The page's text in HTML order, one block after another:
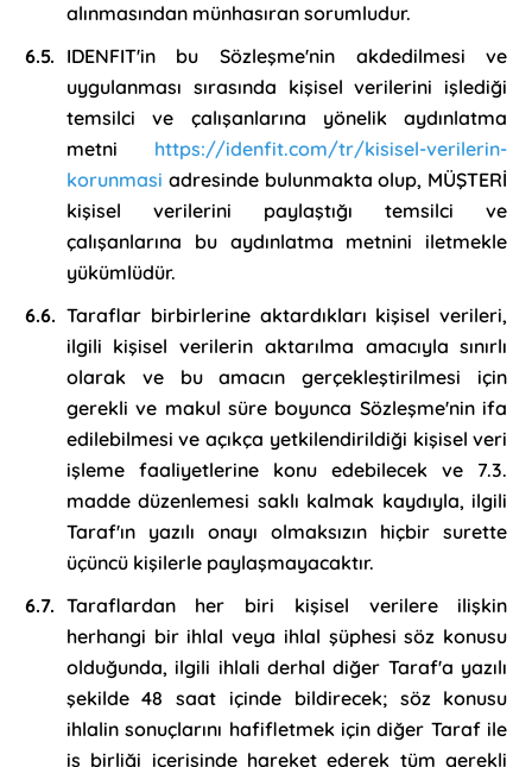
alınmasından münhasıran sorumludur.
IDENFIT'in bu Sözleşme'nin akdedilmesi ve
uygulanması sırasında kişisel verilerini işlediği
temsilci ve çalışanlarına yönelik aydınlatma
metni https://idenfit.com/tr/kisisel-verilerin-
korunmasi adresinde bulunmakta olup, MÜŞTERİ
kişisel verilerini paylaştığı temsilci ve
çalışanlarına bu aydınlatma metnini iletmekle
yükümlüdür.
Taraflar birbirlerine aktardıkları kişisel verileri,
ilgili kişisel verilerin aktarılma amacıyla sınırlı
olarak ve bu amacın gerçekleştirilmesi için
gerekli ve makul süre boyunca Sözleşme'nin ifa
edilebilmesi ve açıkça yetkilendirildiği kişisel veri
işleme faaliyetlerine konu edebilecek ve 7.3.
madde düzenlemesi saklı kalmak kaydıyla, ilgili
Taraf'ın yazılı onayı olmaksızın hiçbir surette
üçüncü kişilerle paylaşmayacaktır.
Taraflardan her biri kişisel verilere ilişkin
herhangi bir ihlal veya ihlal şüphesi söz konusu
olduğunda, ilgili ihlali derhal diğer Taraf'a yazılı
şekilde 48 saat içinde bildirecek; söz konusu
ihlalin sonuçlarını hafifletmek için diğer Taraf ile
iş birliği içerisinde hareket ederek tüm gerekli